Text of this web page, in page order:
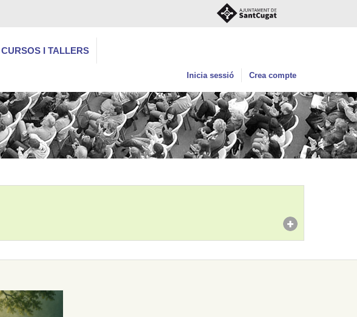
CURSOS I TALLERS
Inicia sessió Crea compte